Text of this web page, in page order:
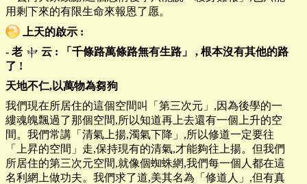
用剩下來的有限生命來報恩了愿。
上天的啟示 :
- 老 云 : 「千條路萬條路無有生路」 , 根本沒有其他的路
了 !
天地不仁,以萬物為芻狗
我們現在所居住的這個空間叫「第三次元」,因為後學的一
縷魂魄飄過了那個空間,所以知道再上去還有一個上升的空
間。我們常講「清氣上揚,濁氣下降」,所以修道一定要往
「上昇的空間」走,保持現有的清氣,才能夠往上揚。但我們
所居住的第三次元空間,就像個蜘蛛網,我們每一個人都在這
名利網上做功夫。我們求了道,美其名為「修道人」,但有真